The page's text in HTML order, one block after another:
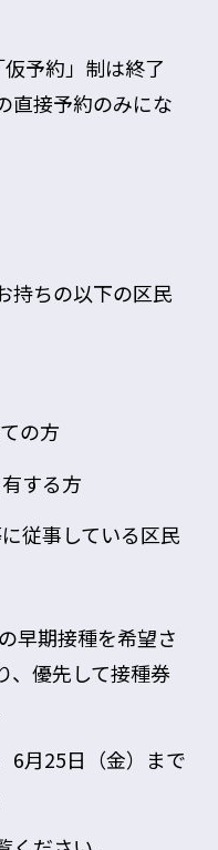
仮予約」制は終了
直接予約のみにな
持ちの以下の区民
の方
する方
従事している区民
期接種を希望さ
、優先して接種券
6月25日（金）まで